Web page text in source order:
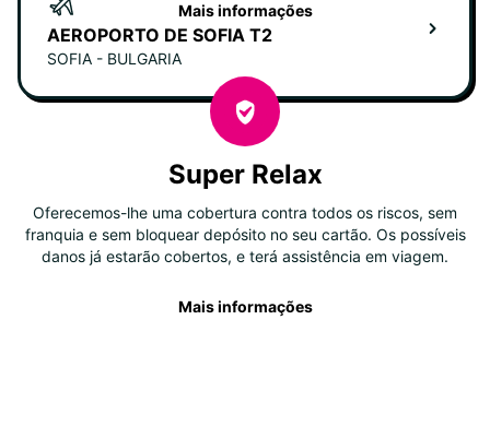
AEROPORTO DE SOFIA T2
SOFIA - BULGARIA
Mais informações
Super Relax
Oferecemos-lhe uma cobertura contra todos os riscos, sem
franquia e sem bloquear depósito no seu cartão. Os possíveis
danos já estarão cobertos, e terá assistência em viagem.
Mais informações